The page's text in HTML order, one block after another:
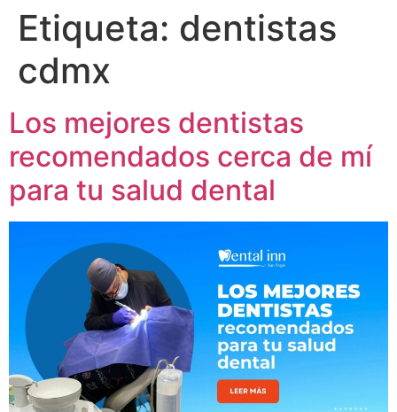
Etiqueta: dentistas
cdmx
Los mejores dentistas
recomendados cerca de mí
para tu salud dental